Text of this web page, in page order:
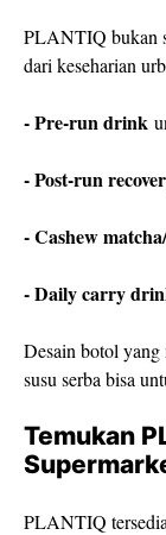
PLANTIQ bukan
dari keseharian
- Pre-run drink
- Post-run
- Cashew
- Daily carry
Desain botol
susu serba bisa
Temukan
PLANTIQ